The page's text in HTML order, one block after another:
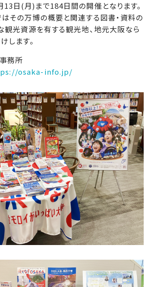
日(月)まで184日間の開催となります。
その万博の概要と関連する図書・資料の
観光資源を有する観光地、地元大阪なら
します。
務所
osaka-info.jp/